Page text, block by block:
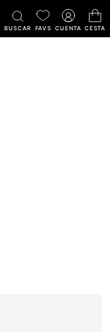
BUSCAR FAVS CUENTA CESTA